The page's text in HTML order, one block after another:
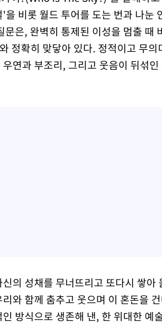
비롯 월드 투어를 도는 번과 나눈
문은, 완벽히 통제된 이성을 멈출 때
정확히 맞닿아 있다. 정적이고 무
연과 부조리, 그리고 웃음이 뒤섞
의 성채를 무너뜨리고 또다시 쌓아
와 함께 춤추고 웃으며 이 혼돈을
방식으로 생존해 낸, 한 위대한 예